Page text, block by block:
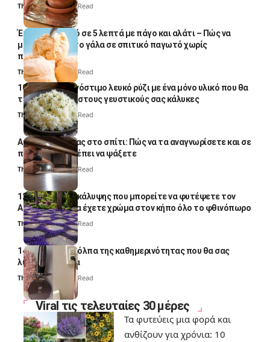
Thali Ombre4 Min Read
Έτοιμο παγωτό σε 5 λεπτά με πάγο και αλάτι – Πώς να
μετατρέψετε το γάλα σε σπιτικό παγωτό χωρίς
παγωτομηχανή
Thali Ombre 4 Min Read
10 φορές ποιο νόστιμο λευκό ρύζι με ένα μόνο υλικό που θα
το απογειώσει στους γευστικούς σας κάλυκες
Thali Ombre4 Min Read
Αυγά κατσαρίδας στο σπίτι: Πώς να τα αναγνωρίσετε και σε
ποια σημεία πρέπει να ψάξετε
Thali Ombre4 Min Read
12 φυτά εδαφοκάλυψης που μπορείτε να φυτέψετε τον
Αύγουστο για να έχετε χρώμα στον κήπο όλο το φθινόπωρο
Thali Ombre7 Min Read
14 πανέξυπνα κόλπα της καθημερινότητας που θα σας
λύσουν τα χέρια
Thali Ombre 6 Min Read
Viral τις τελευταίες 30 μέρες
Τα φυτεύεις μια φορά και
ανθίζουν για χρόνια: 10